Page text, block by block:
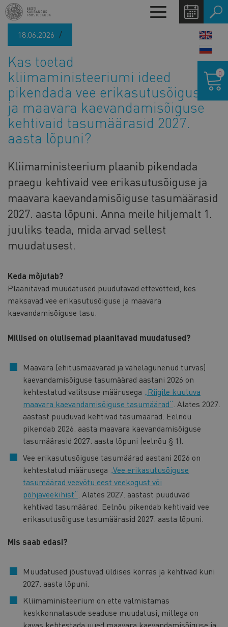
Liigu
edasi
põhisisu
Toggle
navigation
18.06.2026
Kas toetad
kliimaministeeriumi ideed
pikendada vee erikasutusõiguse
ja maavara kaevandamisõiguse
kehtivaid tasumäärasid 2027.
aasta lõpuni?
Kliimaministeerium plaanib pikendada
praegu kehtivaid vee erikasutusõiguse ja
maavara kaevandamisõiguse tasumäärasid
2027. aasta lõpuni. Anna meile hiljemalt 1.
juuliks teada, mida arvad sellest
muudatusest.
Keda mõjutab?
Plaanitavad muudatused puudutavad ettevõtteid, kes
maksavad vee erikasutusõiguse ja maavara
kaevandamisõiguse tasu.
Millised on olulisemad plaanitavad muudatused?
Maavara (ehitusmaavarad ja vähelagunenud turvas)
kaevandamisõiguse tasumäärad aastani 2026 on
kehtestatud valitsuse määrusega
„Riigile kuuluva
maavara kaevandamisõiguse tasumäärad“ . Alates 2027.
aastast puuduvad kehtivad tasumäärad. Eelnõu
pikendab 2026. aasta maavara kaevandamisõiguse
tasumäärasid 2027. aasta lõpuni (eelnõu § 1).
Vee erikasutusõiguse tasumäärad aastani 2026 on
kehtestatud määrusega „Vee erikasutusõiguse
tasumäärad veevõtu eest veekogust või
põhjaveekihist“ . Alates 2027. aastast puuduvad
kehtivad tasumäärad. Eelnõu pikendab kehtivaid vee
erikasutusõiguse tasumäärasid 2027. aasta lõpuni.
Mis saab edasi?
Muudatused jõustuvad üldises korras ja kehtivad kuni
2027. aasta lõpuni.
Kliimaministeerium on ette valmistamas
keskkonnatasude seaduse muudatusi, millega on
kavas kehtestada uued maavara kaevandamisõiguse ja
0